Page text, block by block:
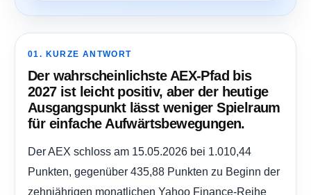
01. KURZE ANTWORT
Der wahrscheinlichste AEX-Pfad bis
2027 ist leicht positiv, aber der heutige
Ausgangspunkt lässt weniger Spielraum
für einfache Aufwärtsbewegungen.
Der AEX schloss am 15.05.2026 bei 1.010,44
Punkten, gegenüber 435,88 Punkten zu Beginn der
zehnjährigen monatlichen Yahoo Finance-Reihe